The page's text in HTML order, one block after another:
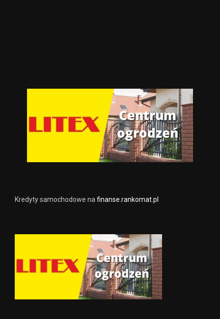
Kredyty samochodowe na finanse.rankomat.pl